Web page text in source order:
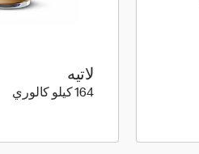
لاتيه
164 كيلو كالوري 164 كيلو سعرة حرارية